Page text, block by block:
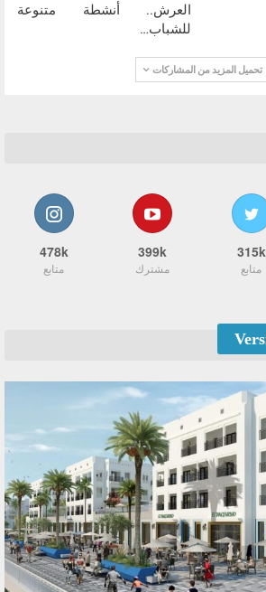
العرش.. أنشطة متنوعة
للشباب…
تحميل المزيد من المشاركات
315k
متابع
399k
مشترك
478k
متابع